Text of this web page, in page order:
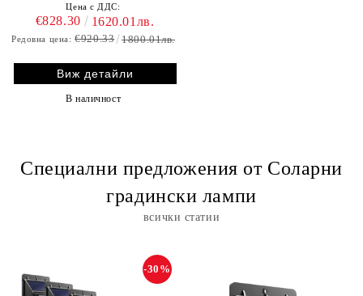
Цена с ДДС:
€828.30 1620.01лв.
Редовна цена: €920.33 1800.01лв.
Виж детайли
В наличност
Специални предложения от Соларни
градински лампи
всички статии
-30%